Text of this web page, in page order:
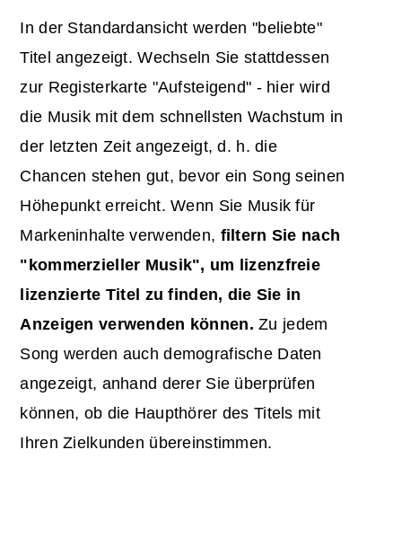
In der Standardansicht werden "beliebte"
Titel angezeigt. Wechseln Sie stattdessen
zur Registerkarte "Aufsteigend" - hier wird
die Musik mit dem schnellsten Wachstum in
der letzten Zeit angezeigt, d. h. die
Chancen stehen gut, bevor ein Song seinen
Höhepunkt erreicht. Wenn Sie Musik für
Markeninhalte verwenden, filtern Sie nach
"kommerzieller Musik", um lizenzfreie
lizenzierte Titel zu finden, die Sie in
Anzeigen verwenden können.Zu jedem
Song werden auch demografische Daten
angezeigt, anhand derer Sie überprüfen
können, ob die Haupthörer des Titels mit
Ihren Zielkunden übereinstimmen.